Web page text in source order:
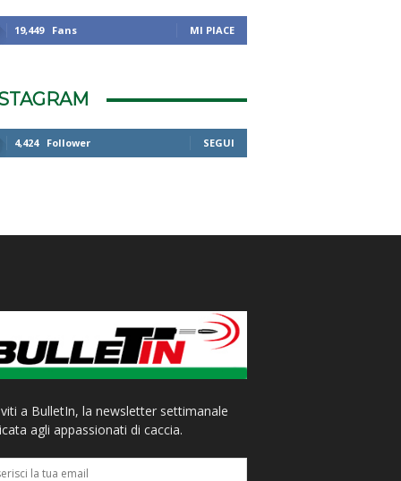
19,449 Fans MI PIACE
4,424 Follower SEGUI
a BulletIn, la newsletter settimanale
agli appassionati di caccia.